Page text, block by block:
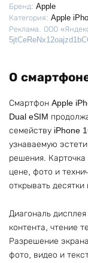
Бренд: Apple
Категория: Apple
Реклама. ООО
О
Смартфон Apple
Dual eSIM
семейству iPhone
узнаваемую
решения. Карточка
цене, фото и
открывать
Диагональ
контента, чтение
Разрешение
фото, видео и